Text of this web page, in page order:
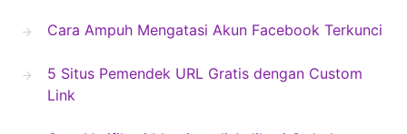
Cara Ampuh Mengatasi Akun Facebook Terkunci
5 Situs Pemendek URL Gratis dengan Custom
Link